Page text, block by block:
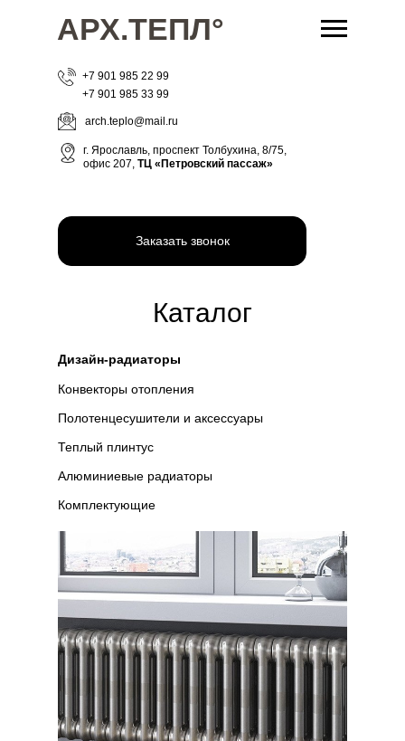
Заказать звонок
arch.teplo@mail.ru
АРХ.ТЕПЛ°
г. Ярославль, проспект Толбухина, 8/75,
офис 207, ТЦ «Петровский пассаж»
+7 901 985 22 99
+7 901 985 33 99
Каталог
Дизайн-радиаторы
Конвекторы отопления
Полотенцесушители и аксессуары
Комплектующие
Теплый плинтус
Алюминиевые радиаторы